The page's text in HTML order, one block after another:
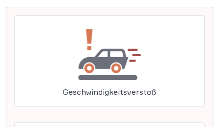
Geschwindigkeitsverstoß